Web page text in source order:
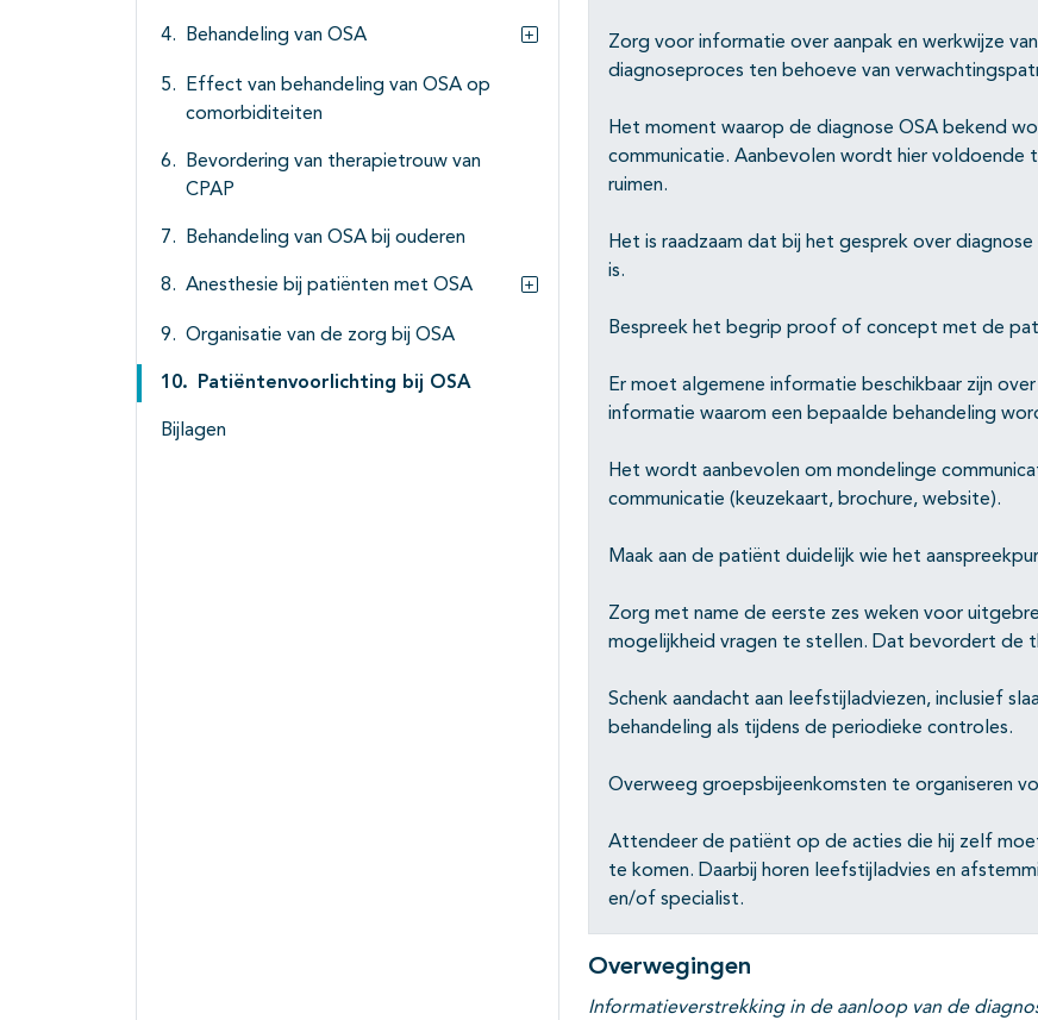
Behandeling van OSA
Subpagina's open- en dichtklappen
Effect van behandeling van OSA op
comorbiditeiten
Bevordering van therapietrouw van
CPAP
Behandeling van OSA bij ouderen
Anesthesie bij patiënten met OSA
Subpagina's open- en dichtklappen
Organisatie van de zorg bij OSA
Patiëntenvoorlichting bij OSA
Bijlagen
Zorg voor informatie over aanpak en werkwijze
diagnoseproces ten behoeve van
Het moment waarop de diagnose OSA bekend
communicatie. Aanbevolen wordt hier voldoende
ruimen.
Het is raadzaam dat bij het gesprek over
is.
Bespreek het begrip proof of concept met de
Er moet algemene informatie beschikbaar zijn
informatie waarom een bepaalde behandeling
Het wordt aanbevolen om mondelinge
communicatie (keuzekaart, brochure, website).
Maak aan de patiënt duidelijk wie het
Zorg met name de eerste zes weken voor
mogelijkheid vragen te stellen. Dat bevordert
Schenk aandacht aan leefstijladviezen, inclusief
behandeling als tijdens de periodieke controles.
Overweeg groepsbijeenkomsten te organiseren
Attendeer de patiënt op de acties die hij zelf
te komen. Daarbij horen leefstijladvies en
en/of specialist.
Overwegingen
Informatieverstrekking in de aanloop van de